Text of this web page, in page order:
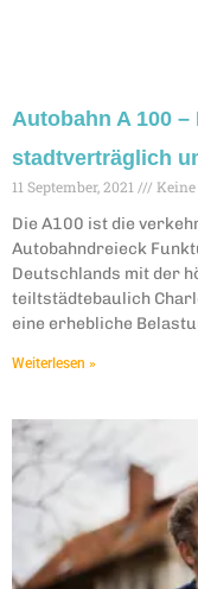
Autobahn A 100
stadtverträglich
11 September, 2021
Die A100 ist die
Autobahndreieck
Deutschlands mit der
teiltstädtebaulich
eine erhebliche
Weiterlesen »